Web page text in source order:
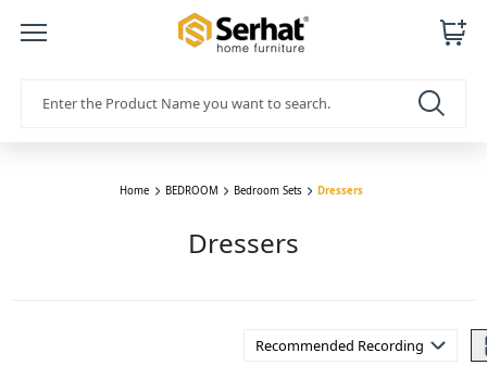
Home BEDROOM Bedroom Sets Dressers
Dressers
Recommended Recording